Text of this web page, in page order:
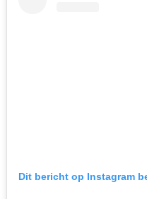
Dit bericht op Instagram